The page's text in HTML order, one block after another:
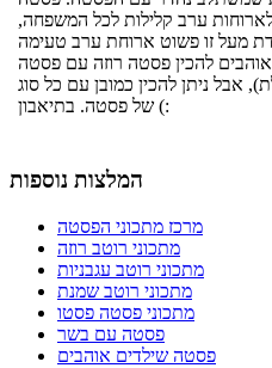
ערב קלילות לכל המשפחה,
מעל זו פשוט ארוחת ערב טעימה
להכין פסטה רוזה עם פסטה
אבל ניתן להכין כמובן עם כל סוג
של פסטה. בתיאבון (:
המלצות נוספות
מרכז מתכוני הפסטה
מתכוני רוטב רוזה
מתכוני רוטב עגבניות
מתכוני רוטב שמנת
מתכוני פסטה פסטו
פסטה עם בשר
פסטה שילדים אוהבים